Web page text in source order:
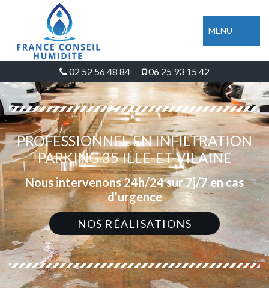
MENU
02 52 56 48 84 06 25 93 15 42
PROFESSIONNEL EN INFILTRATION
PARKING 35 ILLE-ET-VILAINE
Nous intervenons 24h/24 sur 7j/7 en cas
d'urgence
NOS RÉALISATIONS